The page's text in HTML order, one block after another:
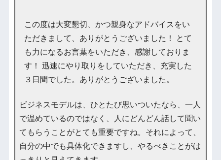
この度は大変懇切、かつ親身なアドバイスをい
ただきまして、ありがとうございました！ とて
も力になるお言葉をいただき、感謝しておりま
す！ 迅速にやり取りをしていただき、充実した
３日間でした。ありがとうございました。
ビジネスモデルは、ひとたび思いついたなら、一人
で温めているのではなく、人にどんどん話して聞い
てもらうことがとても重要ですね。それによって、
自分の中でも具体化できますし、やるべきことがは